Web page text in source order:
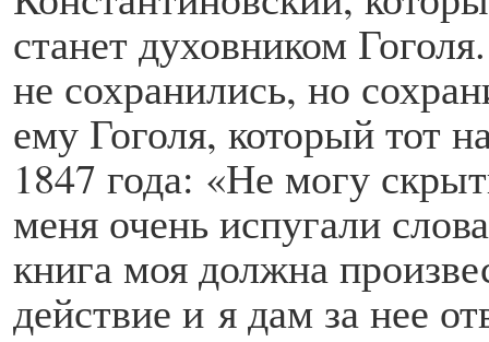
станет духовником
не сохранились, но
ему Гоголя, который тот
1847 года: «Не могу
меня очень испугали
книга моя должна
действие и я дам за нее